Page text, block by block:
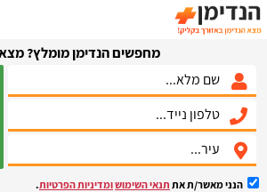
מחפשים הנדימן מומלץ?
הנני מאשר/ת את תנאי השימושומדיניות הפרטיות.